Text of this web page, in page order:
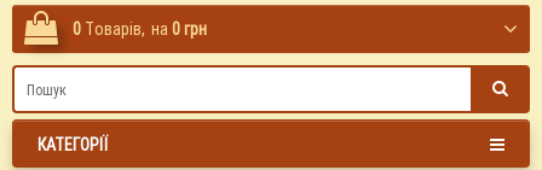
0 Tоварів, на 0 грн
КАТЕГОРІЇ